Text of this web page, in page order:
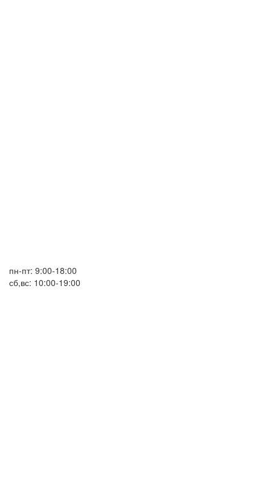
пн-пт: 9:00-18:00
сб,вс: 10:00-19:00